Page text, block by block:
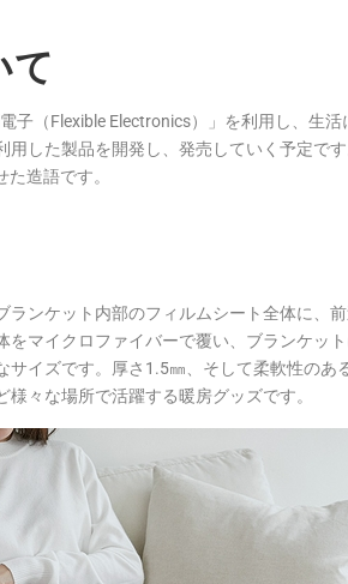
て
子（Flexible Electronics）」を利用し、生
用した製品を開発し、発売していく予定で
造語です。
ンケット内部のフィルムシート全体に、
マイクロファイバーで覆い、ブランケッ
サイズです。厚さ1.5㎜、そして柔軟性のあ
々な場所で活躍する暖房グッズです。